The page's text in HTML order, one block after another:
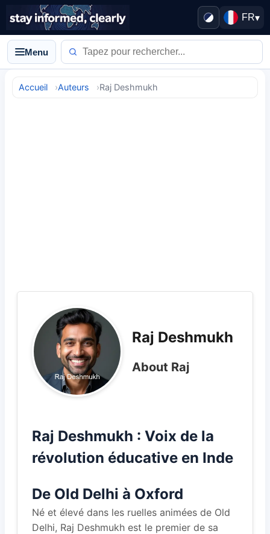
FR▾
Menu
Accueil Auteurs Raj Deshmukh
Raj Deshmukh
About Raj
Raj Deshmukh : Voix de la
révolution éducative en Inde
De Old Delhi à Oxford
Né et élevé dans les ruelles animées de Old
Delhi, Raj Deshmukh est le premier de sa